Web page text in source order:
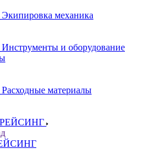
Экипировка механика
Инструменты и оборудование
Расходные материалы